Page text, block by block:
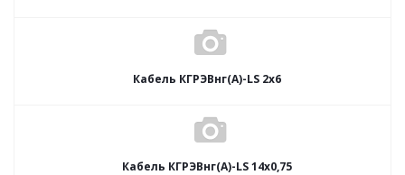
Кабель КГРЭВнг(А)-LS 2х6
Кабель КГРЭВнг(А)-LS 14х0,75